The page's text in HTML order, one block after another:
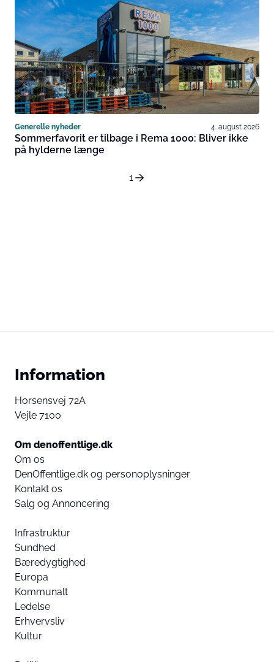
Generelle nyheder 4. august 2026
Sommerfavorit er tilbage i Rema 1000: Bliver ikke
på hylderne længe
1
Information
Horsensvej 72A
Vejle 7100
Om denoffentlige.dk
Om os
DenOffentlige.dk og personoplysninger
Kontakt os
Salg og Annoncering
Infrastruktur
Sundhed
Bæredygtighed
Europa
Kommunalt
Ledelse
Erhvervsliv
Kultur